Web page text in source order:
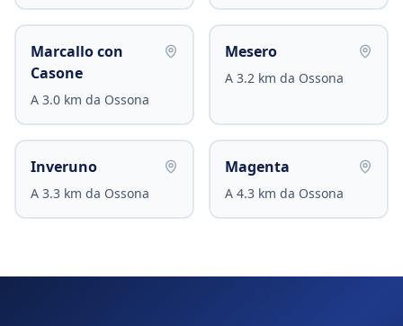
Marcallo con
Casone
A 3.0 km da Ossona
Mesero
A 3.2 km da Ossona
Inveruno
A 3.3 km da Ossona
Magenta
A 4.3 km da Ossona